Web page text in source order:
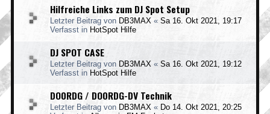
Hilfreiche Links zum DJ Spot Setup
Letzter Beitrag von DB3MAX « Sa 16. Okt 2021, 19:17
Verfasst in HotSpot Hilfe
DJ SPOT CASE
Letzter Beitrag von DB3MAX « Sa 16. Okt 2021, 19:12
Verfasst in HotSpot Hilfe
DO0RDG / DO0RDG-DV Technik
Letzter Beitrag von DB3MAX « Do 14. Okt 2021, 20:25